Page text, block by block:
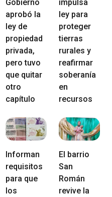
Gobierno
aprobó la
ley de
propiedad
privada,
pero tuvo
que quitar
otro
capítulo
impulsa
ley para
proteger
tierras
rurales y
reafirmar
soberanía
en
recursos
Informan
requisitos
para que
los
El barrio
San
Román
revive la